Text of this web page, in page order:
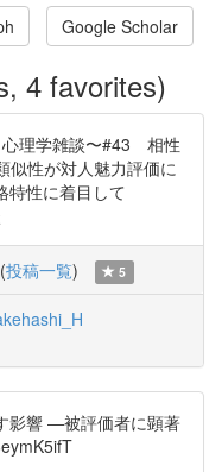
Google Scholar
4 favorites)
心理学雑談〜#43 相性
似性が対人魅力評価に
性に着目して
(投稿一覧) 5
影響 ―被評価者に顕著